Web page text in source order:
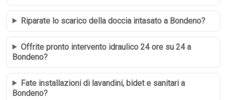
Riparate lo scarico della doccia intasato a Bondeno?
Offrite pronto intervento idraulico 24 ore su 24 a
Bondeno?
Fate installazioni di lavandini, bidet e sanitari a
Bondeno?